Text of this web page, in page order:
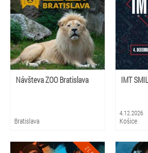
Návšteva ZOO Bratislava
Bratislava
IMT
4.12.2026
Košice